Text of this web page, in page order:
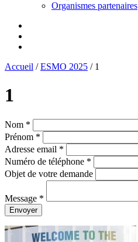
Organismes partenaires
Accueil /ESMO 2025 / 1
1
Nom *
Prénom *
Adresse email *
Numéro de téléphone *
Objet de votre demande
Message *
Envoyer